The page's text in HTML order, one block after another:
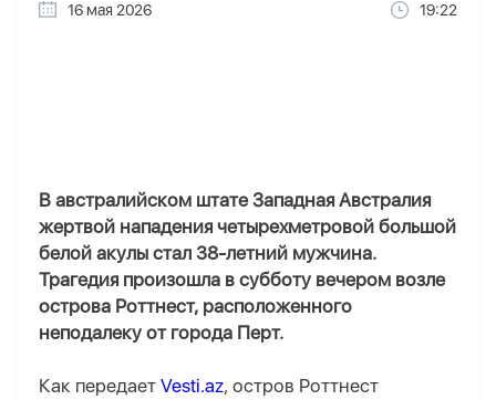
16 мая 2026 19:22
В австралийском штате Западная Австралия
жертвой нападения четырехметровой большой
белой акулы стал 38-летний мужчина.
Трагедия произошла в субботу вечером возле
острова Роттнест, расположенного
неподалеку от города Перт.
Как передает Vesti.az, остров Роттнест